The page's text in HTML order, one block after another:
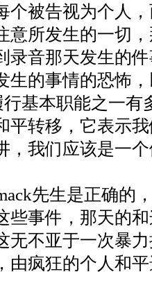
个被告视为个人
意所发生的一切
录音那天发生的
生的事情的恐怖
基本职能之一有
平转移，它表示
，我们应该是一
先生是正确的
些事件，那天的
无不亚于一次暴
由疯狂的个人和